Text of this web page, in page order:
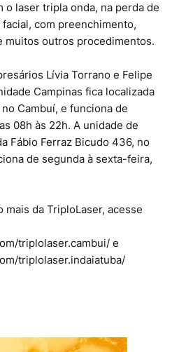
o laser tripla onda, na perda de
com preenchimento,
muitos outros procedimentos.
Lívia Torrano e Felipe
Campinas fica localizada
Cambuí, e funciona de
08h às 22h. A unidade de
Fábio Ferraz Bicudo 436, no
de segunda à sexta-feira,
mais da TriploLaser, acesse
triplolaser.cambui/ e
triplolaser.indaiatuba/